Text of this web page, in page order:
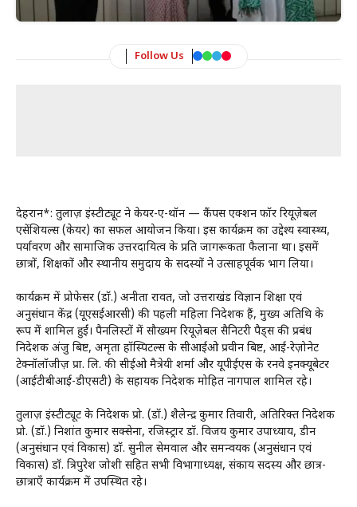
Follow Us
देहरादून*: तुलाज़ इंस्टीट्यूट ने केयर-ए-थॉन — कैंपस एक्शन फॉर रियूज़ेबल
एसेंशियल्स (केयर) का सफल आयोजन किया। इस कार्यक्रम का उद्देश्य स्वास्थ्य,
पर्यावरण और सामाजिक उत्तरदायित्व के प्रति जागरूकता फैलाना था। इसमें
छात्रों, शिक्षकों और स्थानीय समुदाय के सदस्यों ने उत्साहपूर्वक भाग लिया।
कार्यक्रम में प्रोफेसर (डॉ.) अनीता रावत, जो उत्तराखंड विज्ञान शिक्षा एवं
अनुसंधान केंद्र (यूएसईआरसी) की पहली महिला निदेशक हैं, मुख्य अतिथि के
रूप में शामिल हुईं। पैनलिस्टों में सौख्यम रियूज़ेबल सैनिटरी पैड्स की प्रबंध
निदेशक अंजु बिष्ट, अमृता हॉस्पिटल्स के सीआईओ प्रवीन बिष्ट, आई-रेज़ोनेट
टेक्नॉलॉजीज़ प्रा. लि. की सीईओ मैत्रेयी शर्मा और यूपीईएस के रनवे इनक्यूबेटर
(आईटीबीआई-डीएसटी) के सहायक निदेशक मोहित नागपाल शामिल रहे।
तुलाज़ इंस्टीट्यूट के निदेशक प्रो. (डॉ.) शैलेन्द्र कुमार तिवारी, अतिरिक्त निदेशक
प्रो. (डॉ.) निशांत कुमार सक्सेना, रजिस्ट्रार डॉ. विजय कुमार उपाध्याय, डीन
(अनुसंधान एवं विकास) डॉ. सुनील सेमवाल और समन्वयक (अनुसंधान एवं
विकास) डॉ. त्रिपुरेश जोशी सहित सभी विभागाध्यक्ष, संकाय सदस्य और छात्र-
छात्राएँ कार्यक्रम में उपस्थित रहे।